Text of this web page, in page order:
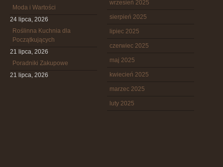
Moda i Wartości
24 lipca, 2026
Roślinna Kuchnia dla
Początkujących
21 lipca, 2026
Poradniki Zakupowe
21 lipca, 2026
wrzesień 2025
sierpień 2025
lipiec 2025
czerwiec 2025
maj 2025
kwiecień 2025
marzec 2025
luty 2025